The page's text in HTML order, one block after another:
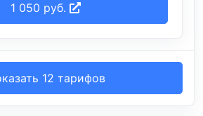
1 050 руб.
12 тарифов